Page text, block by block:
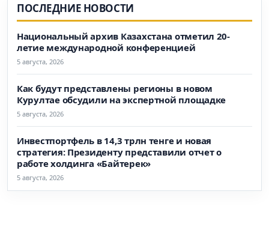
ПОСЛЕДНИЕ НОВОСТИ
Национальный архив Казахстана отметил 20-
летие международной конференцией
5 августа, 2026
Как будут представлены регионы в новом
Курултае обсудили на экспертной площадке
5 августа, 2026
Инвестпортфель в 14,3 трлн тенге и новая
стратегия: Президенту представили отчет о
работе холдинга «Байтерек»
5 августа, 2026